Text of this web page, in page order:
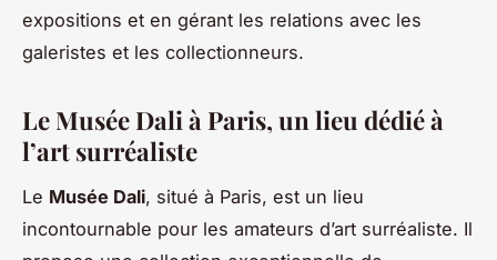
expositions et en gérant les relations avec les
galeristes et les collectionneurs.
Le Musée Dali à Paris, un lieu dédié à
l’art surréaliste
Le Musée Dali, situé à Paris, est un lieu
incontournable pour les amateurs d’art surréaliste. Il